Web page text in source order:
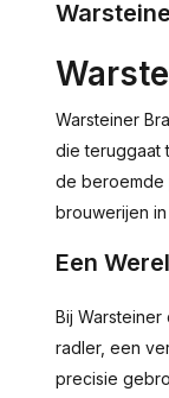
Warsteiner
die teruggaat
de beroemde
brouwerijen
Een
Bij
radler, een
precisie